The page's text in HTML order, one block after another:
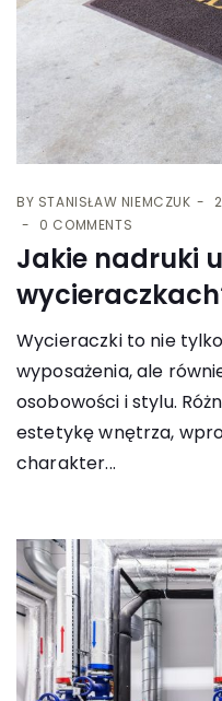
BY STANISŁAW NIEMCZUK
0 COMMENTS
Jakie nadruki
Wycieraczki to nie
wyposażenia, ale
osobowości i stylu.
estetykę wnętrza,
charakter...